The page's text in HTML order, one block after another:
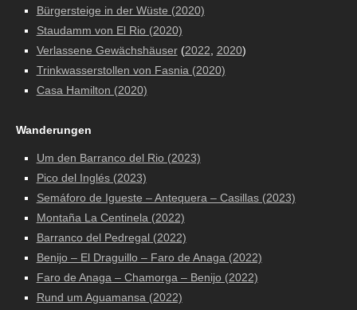
Bürgersteige in der Wüste (2020)
Staudamm von El Rio (2020)
Verlassene Gewächshäuser(2022 2020)
Trinkwasserstollen von Fasnia (2020)
Casa Hamilton (2020)
Wanderungen
Um den Barranco del Rio (2023)
Pico del Inglés (2023)
Semáforo de Igueste – Antequera – Casillas (2023)
Montaña La Centinela (2022)
Barranco del Pedregal (2022)
Benijo – El Draguillo – Faro de Anaga (2022)
Faro de Anaga – Chamorga – Benijo (2022)
Rund um Aguamansa (2022)